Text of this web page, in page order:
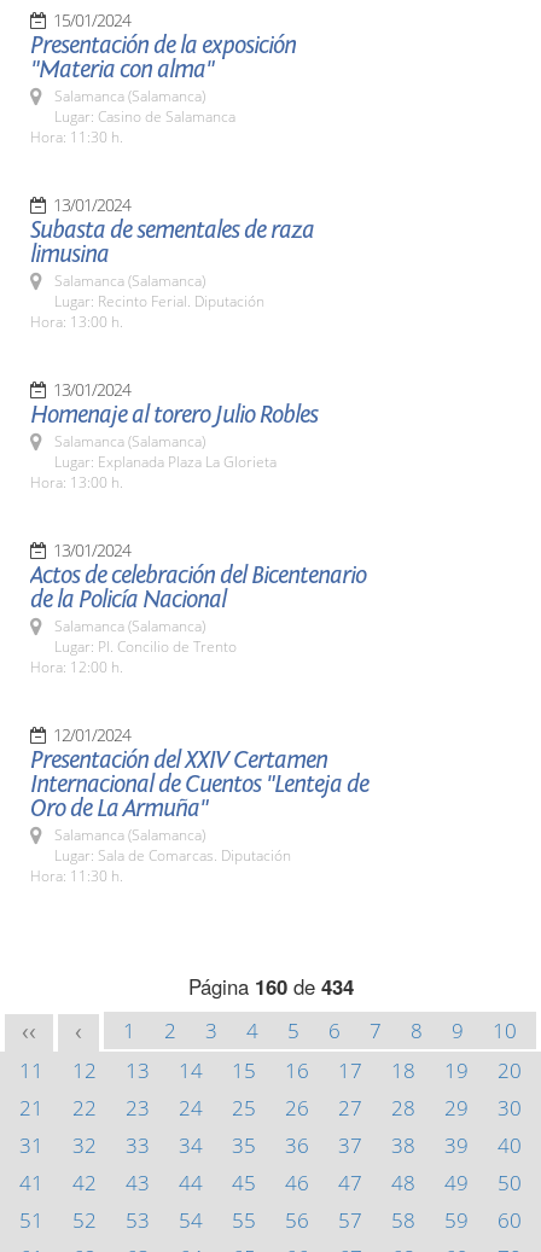
15/01/2024
Presentación de la exposición
"Materia con alma"
Salamanca (Salamanca)
Lugar: Casino de Salamanca
Hora: 11:30 h.
13/01/2024
Subasta de sementales de raza
limusina
Salamanca (Salamanca)
Lugar: Recinto Ferial. Diputación
Hora: 13:00 h.
13/01/2024
Homenaje al torero Julio Robles
Salamanca (Salamanca)
Lugar: Explanada Plaza La Glorieta
Hora: 13:00 h.
13/01/2024
Actos de celebración del Bicentenario
de la Policía Nacional
Salamanca (Salamanca)
Lugar: Pl. Concilio de Trento
Hora: 12:00 h.
12/01/2024
Presentación del XXIV Certamen
Internacional de Cuentos "Lenteja de
Oro de La Armuña"
Salamanca (Salamanca)
Lugar: Sala de Comarcas. Diputación
Hora: 11:30 h.
Página 160de 434
<< < 1 2 3 4 5 6 7 8 9
10
11
12 13 14 15 16 17 18 19
20
21
22 23 24 25 26 27 28 29
30
31
32 33 34 35 36 37 38 39
40
41
42 43 44 45 46 47 48 49
50
51
52 53 54 55 56 57 58 59
60